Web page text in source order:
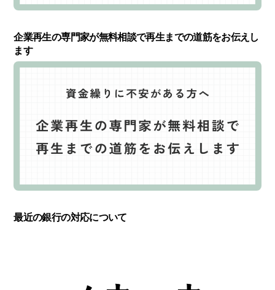
企業再生の専門家が無料相談で再生までの道筋をお伝えし
ます
最近の銀行の対応について